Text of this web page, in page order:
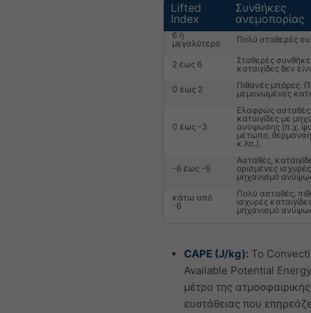
Lifted
Index
Συνθήκες
ανεμοπορίας
6 ή
μεγαλύτερο
Πολύ σταθερές
2 έως 6
Σταθερές
καταιγίδες δεν
0 έως 2
Πιθανές μπόρες.
μεμονωμένες
0 έως -3
Ελαφρώς
καταιγίδες με
ανύψωσης (π.χ.
μέτωπο,
κ.λπ.).
-6 έως -6
Ασταθές,
ορισμένες
μηχανισμό
κάτω από
-6
Πολύ ασταθές,
ισχυρές
μηχανισμό
CAPE (J/kg): Το
Available Potential Energy
μέτρο της ατμοσφαιρικής
ευστάθειας που